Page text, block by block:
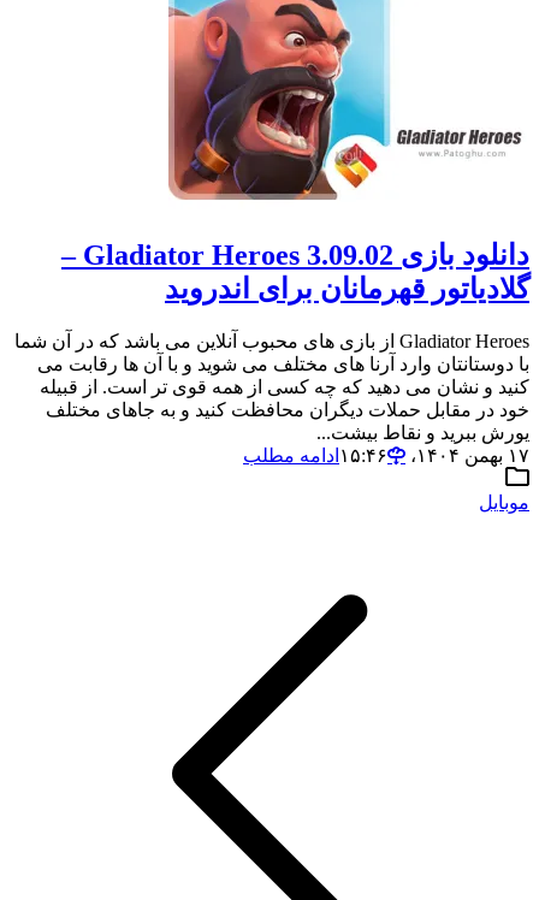
دانلود بازی Gladiator Heroes 3.09.02 –
گلادیاتور قهرمانان برای اندروید
Gladiator Heroes از بازی های محبوب آنلاین می باشد که در آن شما
با دوستانتان وارد آرنا های مختلف می شوید و با آن ها رقابت می
کنید و نشان می دهید که چه کسی از همه قوی تر است. از قبیله
خود در مقابل حملات دیگران محافظت کنید و به جاهای مختلف
یورش ببرید و نقاط بیشت...
۱۷ بهمن ۱۴۰۴،‏ ۱۵:۴۶
ادامه مطلب
موبایل